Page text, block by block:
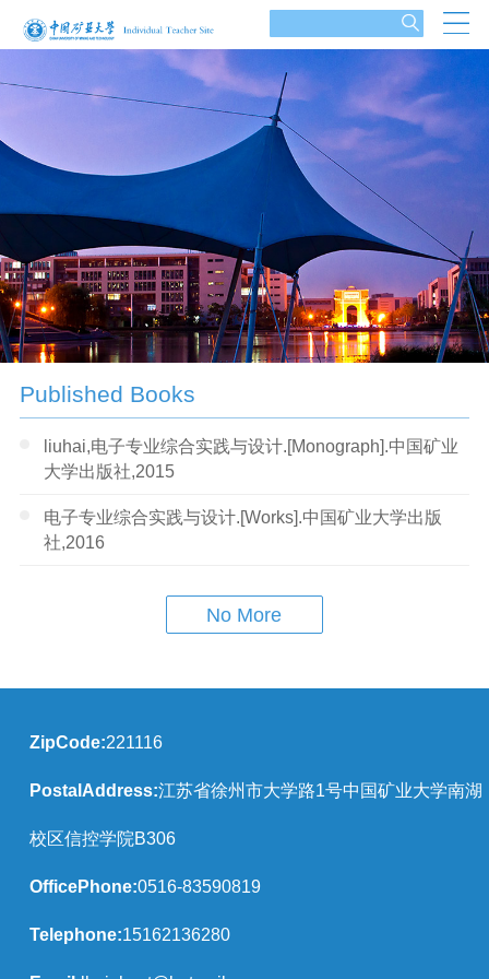
Published Books
liuhai,电子专业综合实践与设计.[Monograph].中国矿业
大学出版社,2015
电子专业综合实践与设计.[Works].中国矿业大学出版
社,2016
No More
ZipCode:221116
PostalAddress:江苏省徐州市大学路1号中国矿业大学南湖
校区信控学院B306
OfficePhone:0516-83590819
Telephone:15162136280